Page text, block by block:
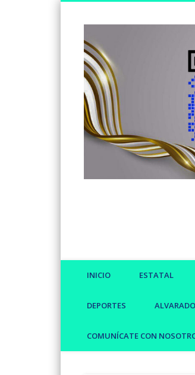
Somos un medio de información
INICIO ESTATAL
DEPORTES ALVARADO
COMUNÍCATE CON